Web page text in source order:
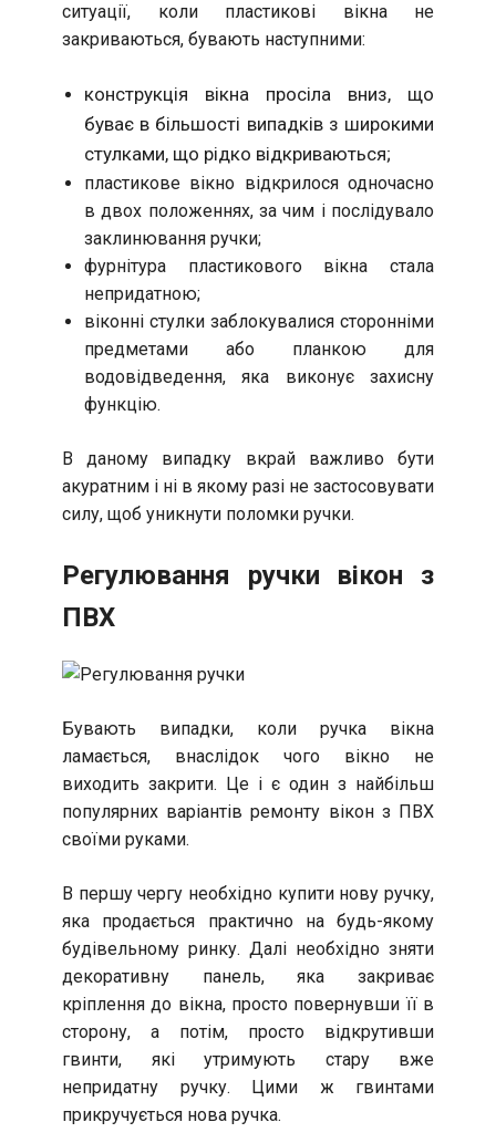
ситуації, коли пластикові вікна не
закриваються, бувають наступними:
конструкція вікна просіла вниз, що
буває в більшості випадків з широкими
стулками, що рідко відкриваються;
пластикове вікно відкрилося одночасно
в двох положеннях, за чим і послідувало
заклинювання ручки;
фурнітура пластикового вікна стала
непридатною;
віконні стулки заблокувалися сторонніми
предметами або планкою для
водовідведення, яка виконує захисну
функцію.
В даному випадку вкрай важливо бути
акуратним і ні в якому разі не застосовувати
силу, щоб уникнути поломки ручки.
Регулювання ручки вікон з
ПВХ
Бувають випадки, коли ручка вікна
ламається, внаслідок чого вікно не
виходить закрити. Це і є один з найбільш
популярних варіантів ремонту вікон з ПВХ
своїми руками.
В першу чергу необхідно купити нову ручку,
яка продається практично на будь-якому
будівельному ринку. Далі необхідно зняти
декоративну панель, яка закриває
кріплення до вікна, просто повернувши її в
сторону, а потім, просто відкрутивши
гвинти, які утримують стару вже
непридатну ручку. Цими ж гвинтами
прикручується нова ручка.